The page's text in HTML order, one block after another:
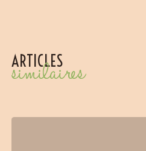
ARTICLES
similaires